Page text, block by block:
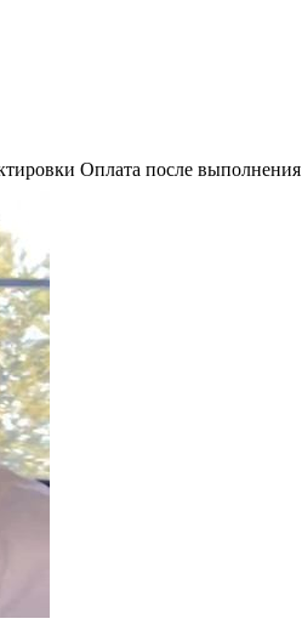
Оплата после выполнения